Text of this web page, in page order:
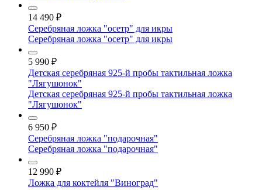
14 490 ₽
Серебряная ложка "осетр" для икры
Серебряная ложка "осетр" для икры
5 990 ₽
Детская серебряная 925-й пробы тактильная ложка
"Лягушонок"
Детская серебряная 925-й пробы тактильная ложка
"Лягушонок"
6 950 ₽
Серебряная ложка "подарочная"
Серебряная ложка "подарочная"
12 990 ₽
Ложка для коктейля "Виноград"